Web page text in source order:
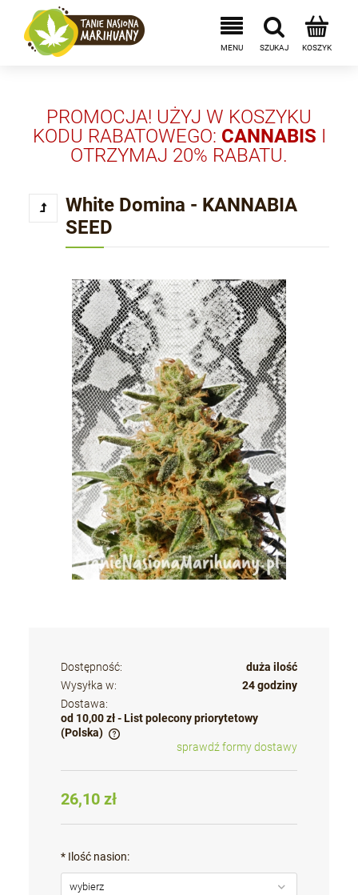
PROMOCJA! UŻYJ W KOSZYKU
KODU RABATOWEGO: CANNABIS I
OTRZYMAJ 20% RABATU.
White Domina - KANNABIA
SEED
Dostępność:
duża ilość
Wysyłka w:
24 godziny
Dostawa:
od 10,00 zł - List polecony priorytetowy
(Polska)
Cena nie zawiera ewentualnych kosztów płatności
sprawdź formy dostawy
26,10 zł
* Ilość nasion: